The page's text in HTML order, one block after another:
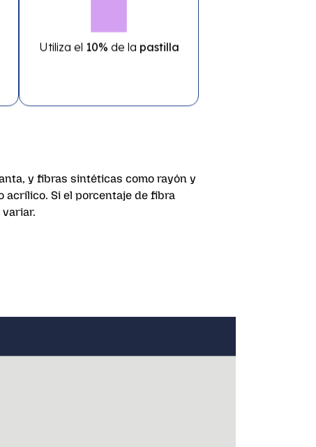
Utiliza el 10% de la pastilla
y fibras sintéticas como rayón y
Si el porcentaje de fibra